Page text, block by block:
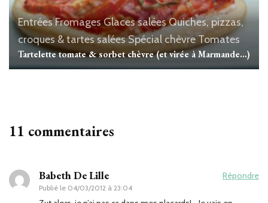
EntréesFromagesGlaces saléesQuiches, pizzas,
croques & tartes saléesSpécial chèvreTomates
Tartelette tomate & sorbet chèvre (et virée à Marmande…)
11 commentaires
Babeth De Lille
Publié le 04/03/2012 à 23:04
Répondre